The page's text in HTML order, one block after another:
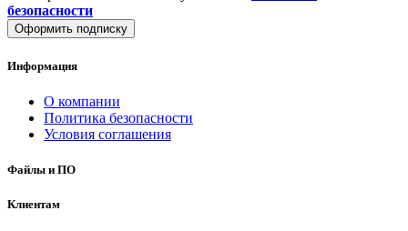
безопасности
Оформить подписку
Информация
О компании
Политика безопасности
Условия соглашения
Файлы и ПО
Клиентам